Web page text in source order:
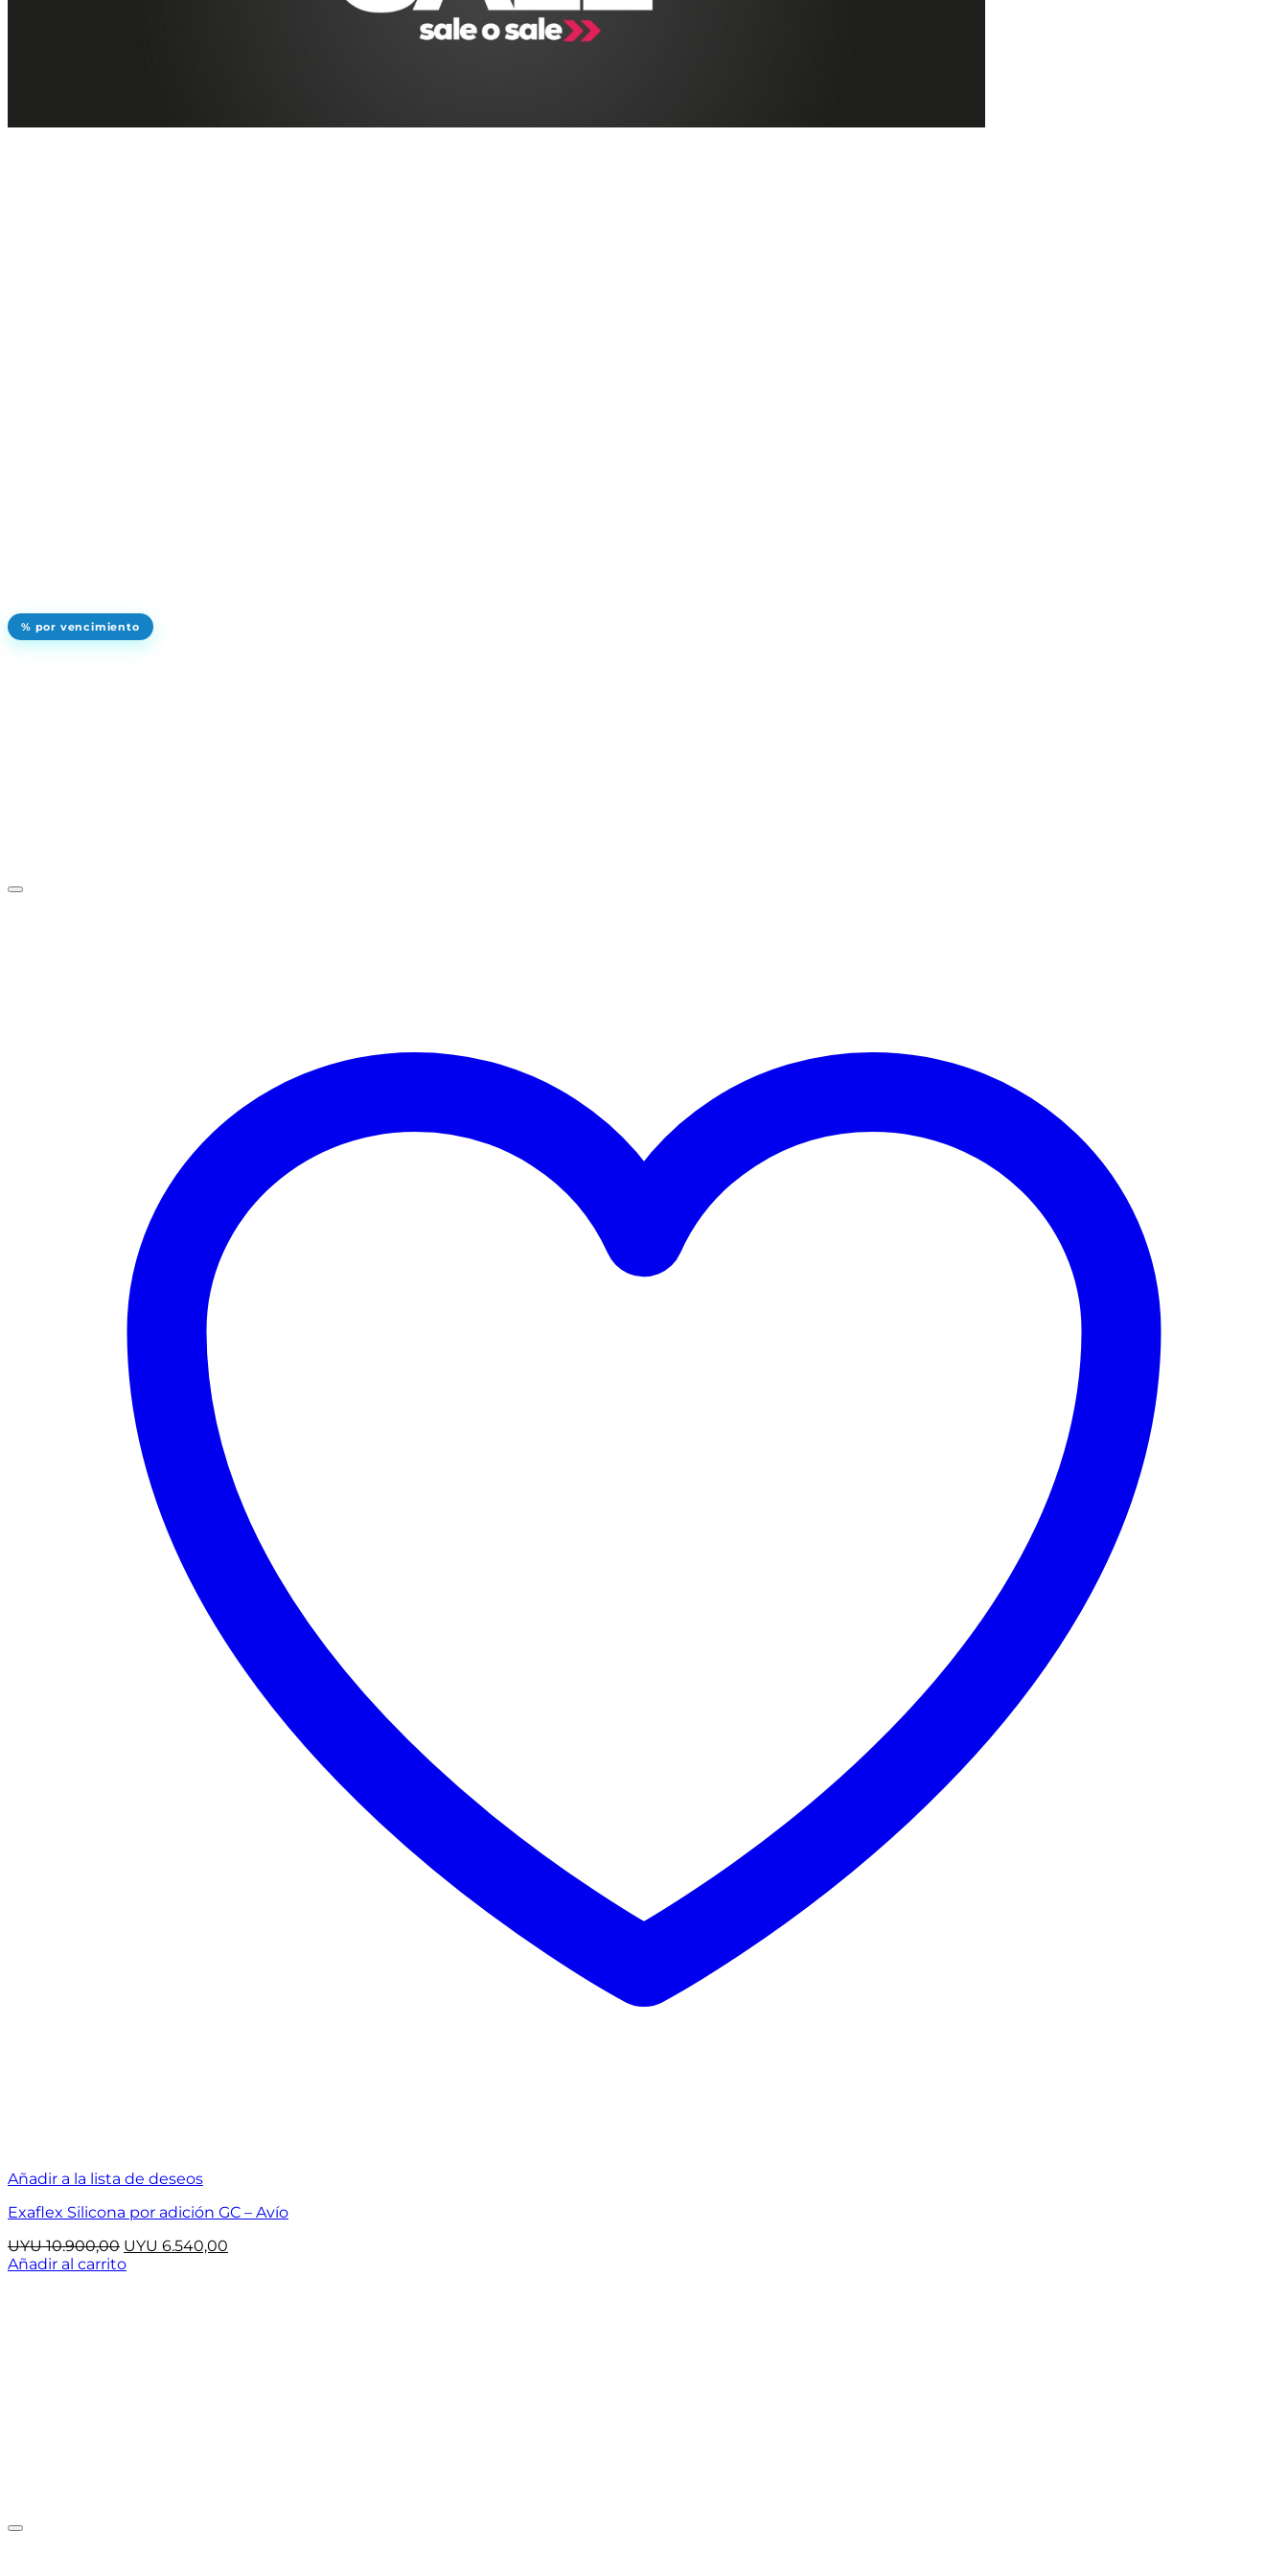
% por vencimiento
Añadir a la lista de deseos
Exaflex Silicona por adición GC – Avío
UYU10.900,00 El
precio
UYU 6.540,00
Añadir al carrito